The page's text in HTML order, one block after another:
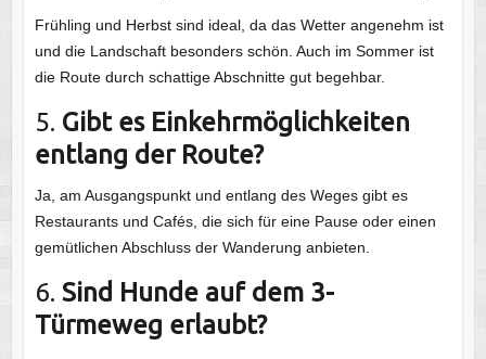
Frühling und Herbst sind ideal, da das Wetter angenehm ist
und die Landschaft besonders schön. Auch im Sommer ist
die Route durch schattige Abschnitte gut begehbar.
5. Gibt es Einkehrmöglichkeiten
entlang der Route?
Ja, am Ausgangspunkt und entlang des Weges gibt es
Restaurants und Cafés, die sich für eine Pause oder einen
gemütlichen Abschluss der Wanderung anbieten.
6. Sind Hunde auf dem 3-
Türmeweg erlaubt?